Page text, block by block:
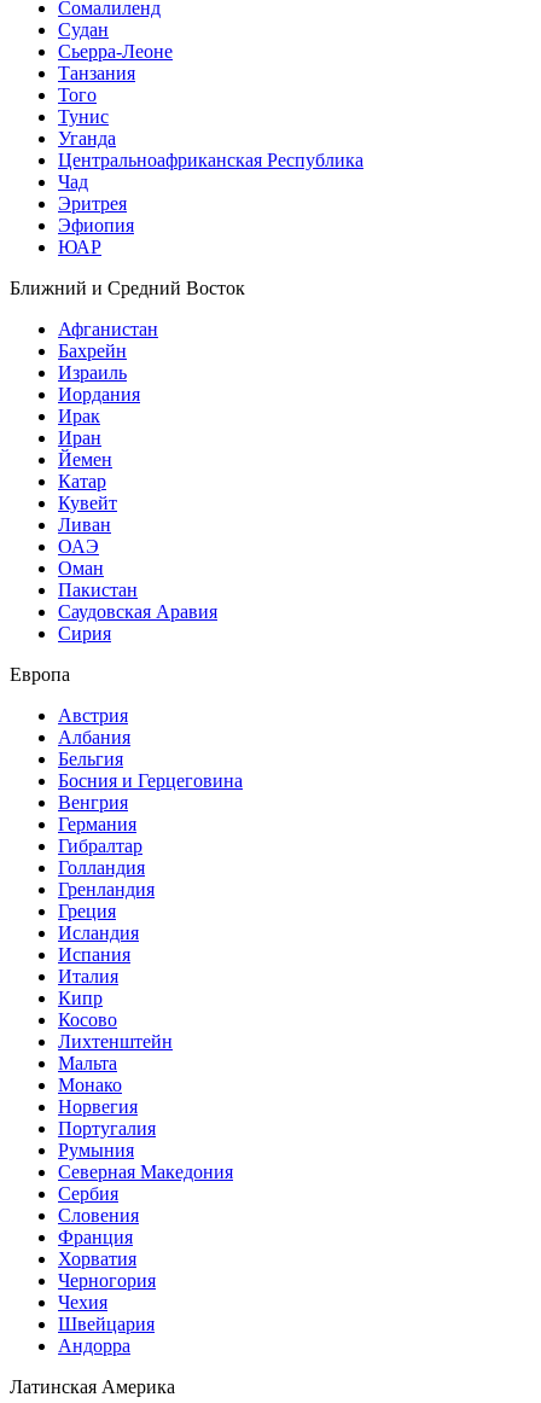
Сомалиленд
Судан
Сьерра-Леоне
Танзания
Того
Тунис
Уганда
Центральноафриканская Республика
Чад
Эритрея
Эфиопия
ЮАР
Ближний и Средний Восток
Афганистан
Бахрейн
Израиль
Иордания
Ирак
Иран
Йемен
Катар
Кувейт
Ливан
ОАЭ
Оман
Пакистан
Саудовская Аравия
Сирия
Европа
Австрия
Албания
Бельгия
Босния и Герцеговина
Венгрия
Германия
Гибралтар
Голландия
Гренландия
Греция
Исландия
Испания
Италия
Кипр
Косово
Лихтенштейн
Мальта
Монако
Норвегия
Португалия
Румыния
Северная Македония
Сербия
Словения
Франция
Хорватия
Черногория
Чехия
Швейцария
Андорра
Латинская Америка